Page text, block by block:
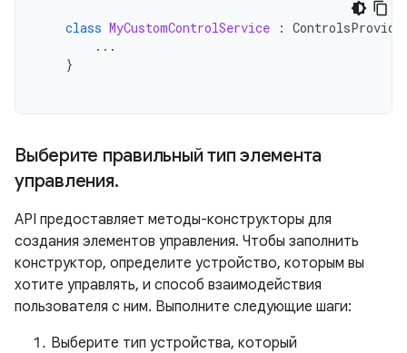
class MyCustomControlService :
...
}
Выберите правильный тип элемента
управления.
API предоставляет методы-конструкторы для
создания элементов управления. Чтобы заполнить
конструктор, определите устройство, которым вы
хотите управлять, и способ взаимодействия
пользователя с ним. Выполните следующие шаги:
Выберите тип устройства, который